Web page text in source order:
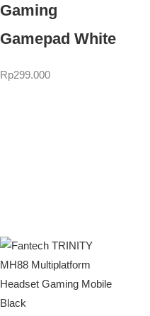
Gaming
Gamepad White
Rp299.000